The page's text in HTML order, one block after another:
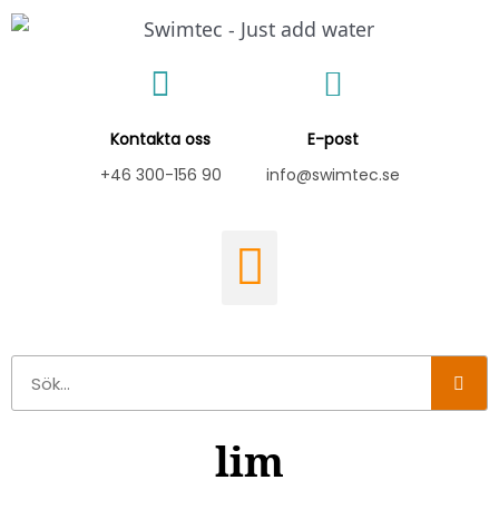
Hoppa
Kontakta oss
+46 300-156 90
E-post
info@swimtec.se
lim